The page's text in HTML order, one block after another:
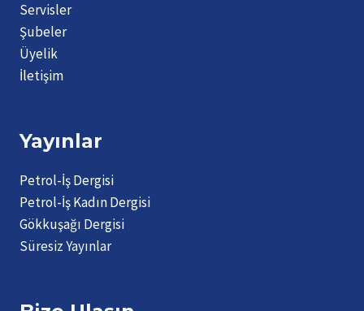
Servisler
Şubeler
Üyelik
İletişim
Yayınlar
Petrol-İş Dergisi
Petrol-İş Kadın Dergisi
Gökkuşağı Dergisi
Süresiz Yayınlar